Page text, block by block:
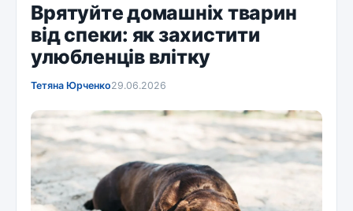
Врятуйте домашніх тварин
від спеки: як захистити
улюбленців влітку
Тетяна Юрченко29.06.2026